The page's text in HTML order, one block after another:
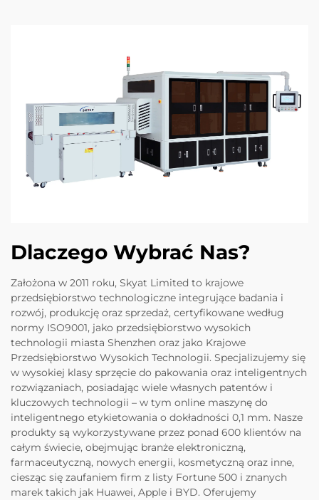
Dlaczego Wybrać Nas?
Założona w 2011 roku, Skyat Limited to krajowe
przedsiębiorstwo technologiczne integrujące badania i
rozwój, produkcję oraz sprzedaż, certyfikowane według
normy ISO9001, jako przedsiębiorstwo wysokich
technologii miasta Shenzhen oraz jako Krajowe
Przedsiębiorstwo Wysokich Technologii. Specjalizujemy się
w wysokiej klasy sprzęcie do pakowania oraz inteligentnych
rozwiązaniach, posiadając wiele własnych patentów i
kluczowych technologii – w tym online maszynę do
inteligentnego etykietowania o dokładności 0,1 mm. Nasze
produkty są wykorzystywane przez ponad 600 klientów na
całym świecie, obejmując branże elektroniczną,
farmaceutyczną, nowych energii, kosmetyczną oraz inne,
ciesząc się zaufaniem firm z listy Fortune 500 i znanych
marek takich jak Huawei, Apple i BYD. Oferujemy